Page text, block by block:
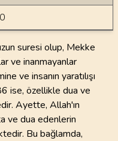
suresi olup, Mekke
ve inanmayanlar
ve insanın yaratılışı
ise, özellikle dua ve
Ayette, Allah'ın
ve dua edenlerin
Bu bağlamda,